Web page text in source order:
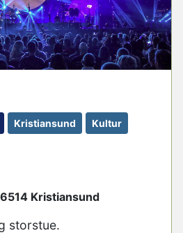
Kristiansund Kultur
Kristiansund
storstue.